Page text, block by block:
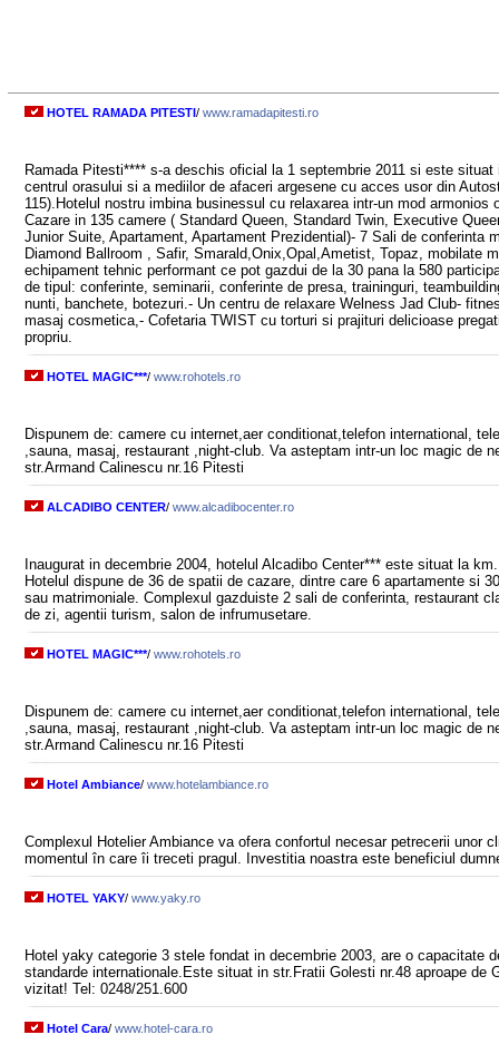
HOTEL RAMADA PITESTI/ www.ramadapitesti.ro
Ramada Pitesti**** s-a deschis oficial la 1 septembrie 2011 si este situat
centrul orasului si a mediilor de afaceri argesene cu acces usor din
115).Hotelul nostru imbina businessul cu relaxarea intr-un mod armonios
Cazare in 135 camere ( Standard Queen, Standard Twin, Executive
Junior Suite, Apartament, Apartament Prezidential)- 7 Sali de conferinta
Diamond Ballroom , Safir, Smarald,Onix,Opal,Ametist, Topaz, mobilate
echipament tehnic performant ce pot gazdui de la 30 pana la 580
de tipul: conferinte, seminarii, conferinte de presa, traininguri,
nunti, banchete, botezuri.- Un centru de relaxare Welness Jad Club-
masaj cosmetica,- Cofetaria TWIST cu torturi si prajituri delicioase
propriu.
HOTEL MAGIC***/ www.rohotels.ro
Dispunem de: camere cu internet,aer conditionat,telefon international,
,sauna, masaj, restaurant ,night-club. Va asteptam intr-un loc magic de
str.Armand Calinescu nr.16 Pitesti
ALCADIBO CENTER/ www.alcadibocenter.ro
Inaugurat in decembrie 2004, hotelul Alcadibo Center*** este situat la
Hotelul dispune de 36 de spatii de cazare, dintre care 6 apartamente si
sau matrimoniale. Complexul gazduiste 2 sali de conferinta, restaurant
de zi, agentii turism, salon de infrumusetare.
HOTEL MAGIC***/ www.rohotels.ro
Dispunem de: camere cu internet,aer conditionat,telefon international,
,sauna, masaj, restaurant ,night-club. Va asteptam intr-un loc magic de
str.Armand Calinescu nr.16 Pitesti
Hotel Ambiance/ www.hotelambiance.ro
Complexul Hotelier Ambiance va ofera confortul necesar petrecerii unor
momentul în care îi treceti pragul. Investitia noastra este beneficiul
HOTEL YAKY/ www.yaky.ro
Hotel yaky categorie 3 stele fondat in decembrie 2003, are o capacitate
standarde internationale.Este situat in str.Fratii Golesti nr.48 aproape de
vizitat! Tel: 0248/251.600
Hotel Cara/ www.hotel-cara.ro